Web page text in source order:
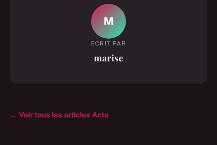
M
ECRIT PAR
marise
← Voir tous les articles Actu